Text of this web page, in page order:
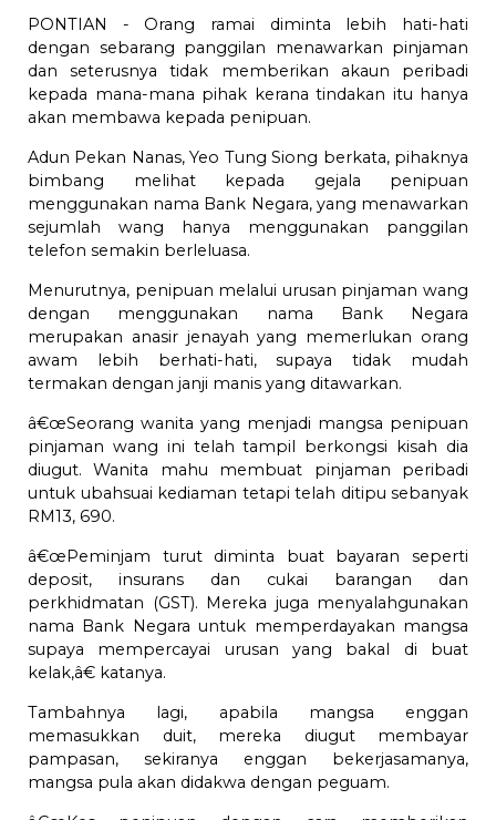
PONTIAN - Orang ramai diminta lebih hati-hati
dengan sebarang panggilan menawarkan pinjaman
dan seterusnya tidak memberikan akaun peribadi
kepada mana-mana pihak kerana tindakan itu hanya
akan membawa kepada penipuan.
Adun Pekan Nanas, Yeo Tung Siong berkata, pihaknya
bimbang melihat kepada gejala penipuan
menggunakan nama Bank Negara, yang menawarkan
sejumlah wang hanya menggunakan panggilan
telefon semakin berleluasa.
Menurutnya, penipuan melalui urusan pinjaman wang
dengan menggunakan nama Bank Negara
merupakan anasir jenayah yang memerlukan orang
awam lebih berhati-hati, supaya tidak mudah
termakan dengan janji manis yang ditawarkan.
â€œSeorang wanita yang menjadi mangsa penipuan
pinjaman wang ini telah tampil berkongsi kisah dia
diugut. Wanita mahu membuat pinjaman peribadi
untuk ubahsuai kediaman tetapi telah ditipu sebanyak
RM13, 690.
â€œPeminjam turut diminta buat bayaran seperti
deposit, insurans dan cukai barangan dan
perkhidmatan (GST). Mereka juga menyalahgunakan
nama Bank Negara untuk memperdayakan mangsa
supaya mempercayai urusan yang bakal di buat
kelak,â€ katanya.
Tambahnya lagi, apabila mangsa enggan
memasukkan duit, mereka diugut membayar
pampasan, sekiranya enggan bekerjasamanya,
mangsa pula akan didakwa dengan peguam.